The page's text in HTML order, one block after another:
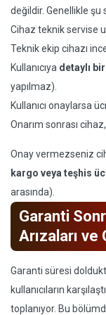
değildir. Genellikle şu
Cihaz teknik servise
Teknik ekip cihazı
Kullanıcıya detaylı
yapılmaz).
Kullanıcı onaylarsa
Onarım sonrası
Onay vermezseniz
kargo veya teşhis
arasında).
Garanti
Arızaları ve
Garanti süresi
kullanıcıların
toplanıyor. Bu